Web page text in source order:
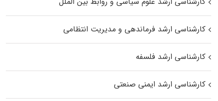
کارشناسی ارشد فرماندهی و مدیریت انتظامی
کارشناسی ارشد فلسفه
کارشناسی ارشد ایمنی صنعتی